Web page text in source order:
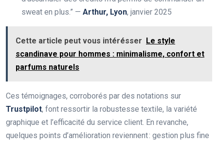
sweat en plus.” — Arthur, Lyon, janvier 2025
Cette article peut vous intérésser Le style
scandinave pour hommes : minimalisme, confort et
parfums naturels
Ces témoignages, corroborés par des notations sur
Trustpilot, font ressortir la robustesse textile, la variété
graphique et l’efficacité du service client. En revanche,
quelques points d’amélioration reviennent : gestion plus fine